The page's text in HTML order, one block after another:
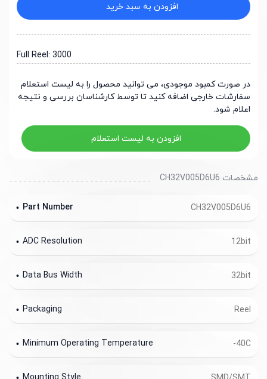
افزودن به سبد خرید
Full Reel: 3000
در صورت کمبود موجودی، می توانید محصول را به لیست استعلام
سفارشات خارجی اضافه کنید تا توسط کارشناسان بررسی و نتیجه
اعلام شود.
افزودن به لیست استعلام
مشخصات CH32V005D6U6
CH32V005D6U6
Part Number
12bit
ADC Resolution
32bit
Data Bus Width
Reel
Packaging
-40C
Minimum Operating Temperature